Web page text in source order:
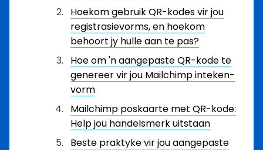
Hoekom gebruik QR-kodes vir jou
registrasievorms, en hoekom
behoort jy hulle aan te pas?
Hoe om 'n aangepaste QR-kode te
genereer vir jou Mailchimp inteken-
vorm
Mailchimp poskaarte met QR-kode:
Help jou handelsmerk uitstaan
Beste praktyke vir jou aangepaste